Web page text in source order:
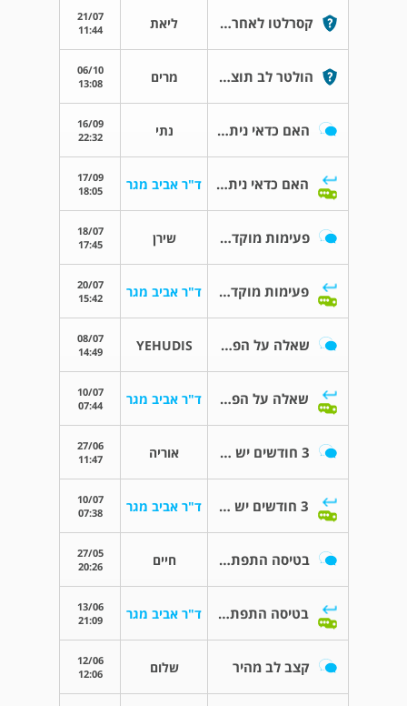
קסרלטו לאחר אירוע פרפור ליאת
21/07
11:44
הולטר לב תוצאות מרים
06/10
13:08
האם כדאי ניתוח? נתי
16/09
22:32
האם כדאי ניתוח? ד"ר אביב מגר
17/09
18:05
פעימות מוקדמות במאמץ APCS שירן
18/07
17:45
פעימות מוקדמות במאמץ APCS ד"ר אביב מגר
20/07
15:42
שאלה על הפרעות קצב YEHUDIS
08/07
14:49
שאלה על הפרעות קצב ד"ר אביב מגר
10/07
07:44
3 חודשים יש לי כאבים בחזה אוריה
27/06
11:47
3 חודשים יש לי כאבים בחזה ד"ר אביב מגר
10/07
07:38
בטיסה התפתחות של הפרעת קצב חיים
27/05
20:26
בטיסה התפתחות של הפרעת קצב ד"ר אביב מגר
13/06
21:09
קצב לב מהיר שלום
12/06
12:06